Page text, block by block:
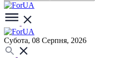
Субота, 08 Серпня, 2026